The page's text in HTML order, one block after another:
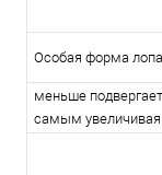
Особая форма
меньше
самым